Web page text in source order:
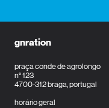
gnration
praça conde de agrolongo
n° 123
4700-312 braga, portugal
horário geral